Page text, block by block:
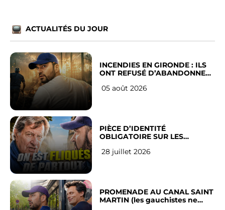
ACTUALITÉS DU JOUR
INCENDIES EN GIRONDE : ILS
ONT REFUSÉ D’ABANDONNER
05 août 2026
PIÈCE D’IDENTITÉ
OBLIGATOIRE SUR LES
Français
28 juillet 2026
PROMENADE AU CANAL SAINT
MARTIN (les gauchistes ne